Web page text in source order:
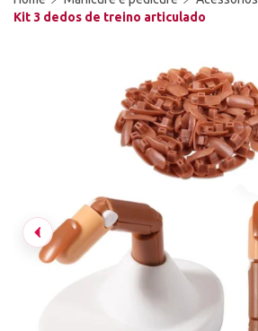
Kit 3 dedos de treino articulado